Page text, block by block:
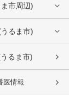
市周辺)
るま市)
るま市)
医情報